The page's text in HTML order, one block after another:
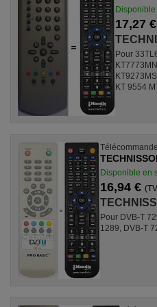
17,27
Pour
KT 9554
Disponible en
16,94 €
Pour DVB-T
1289, DVB-T